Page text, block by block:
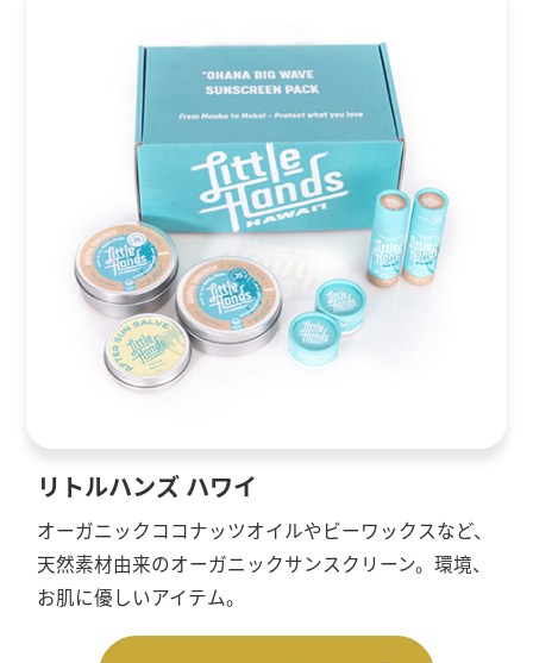
リトルハンズ ハワイ
オーガニックココナッツオイルやビーワックスなど、
天然素材由来のオーガニックサンスクリーン。環境、
お肌に優しいアイテム。